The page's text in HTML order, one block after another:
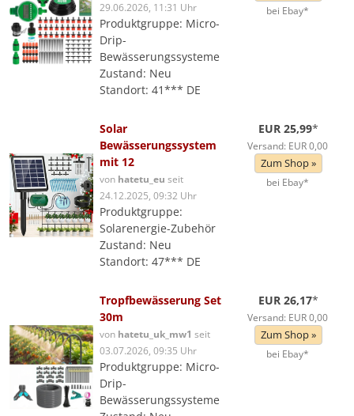
29.06.2026, 11:31 Uhr
Produktgruppe: Micro-
Drip-
Bewässerungssysteme
Zustand: Neu
Standort: 41*** DE
bei Ebay*
Solar
Bewässerungssystem
mit 12
von hatetu_eu seit
24.12.2025, 09:32 Uhr
Produktgruppe:
Solarenergie-Zubehör
Zustand: Neu
Standort: 47*** DE
EUR 25,99*
Versand: EUR 0,00
Zum Shop »
bei Ebay*
Tropfbewässerung Set
30m
von hatetu_uk_mw1 seit
03.07.2026, 09:35 Uhr
Produktgruppe: Micro-
Drip-
Bewässerungssysteme
EUR 26,17*
Versand: EUR 0,00
Zum Shop »
bei Ebay*